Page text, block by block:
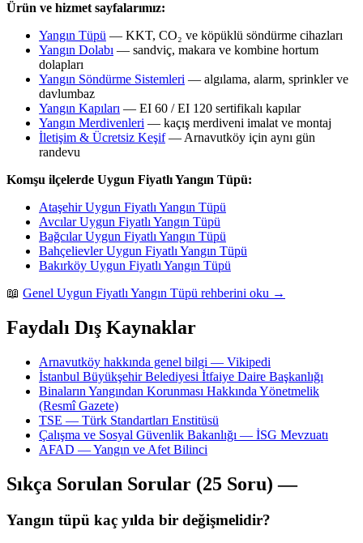
Ürün ve hizmet sayfalarımız:
Yangın Tüpü — KKT, CO₂ ve köpüklü söndürme cihazları
Yangın Dolabı — sandviç, makara ve kombine hortum
dolapları
Yangın Söndürme Sistemleri — algılama, alarm, sprinkler ve
davlumbaz
Yangın Kapıları — EI 60 / EI 120 sertifikalı kapılar
Yangın Merdivenleri — kaçış merdiveni imalat ve montaj
İletişim & Ücretsiz Keşif— Arnavutköy için aynı gün
randevu
Komşu ilçelerde Uygun Fiyatlı Yangın Tüpü:
Ataşehir Uygun Fiyatlı Yangın Tüpü
Avcılar Uygun Fiyatlı Yangın Tüpü
Bağcılar Uygun Fiyatlı Yangın Tüpü
Bahçelievler Uygun Fiyatlı Yangın Tüpü
Bakırköy Uygun Fiyatlı Yangın Tüpü
📖 Genel Uygun Fiyatlı Yangın Tüpü rehberini oku →
Faydalı Dış Kaynaklar
Arnavutköy hakkında genel bilgi — Vikipedi
İstanbul Büyükşehir Belediyesi İtfaiye Daire Başkanlığı
Binaların Yangından Korunması Hakkında Yönetmelik
(Resmî Gazete)
TSE — Türk Standartları Enstitüsü
Çalışma ve Sosyal Güvenlik Bakanlığı — İSG Mevzuatı
AFAD — Yangın ve Afet Bilinci
Sıkça Sorulan Sorular (25 Soru) —
Yangın tüpü kaç yılda bir değişmelidir?